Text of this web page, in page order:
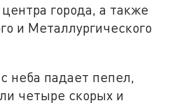
города, а также
и Металлургического
неба падает пепел,
четыре скорых и